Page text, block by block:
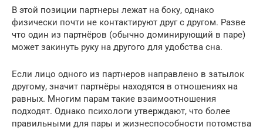
В этой позиции партнеры лежат на боку, однако
физически почти не контактируют друг с другом. Разве
что один из партнёров (обычно доминирующий в паре)
может закинуть руку на другого для удобства сна.
Если лицо одного из партнеров направлено в затылок
другому, значит партнёры находятся в отношениях на
равных. Многим парам такие взаимоотношения
подходят. Однако психологи утверждают, что более
правильными для пары и жизнеспособности потомства